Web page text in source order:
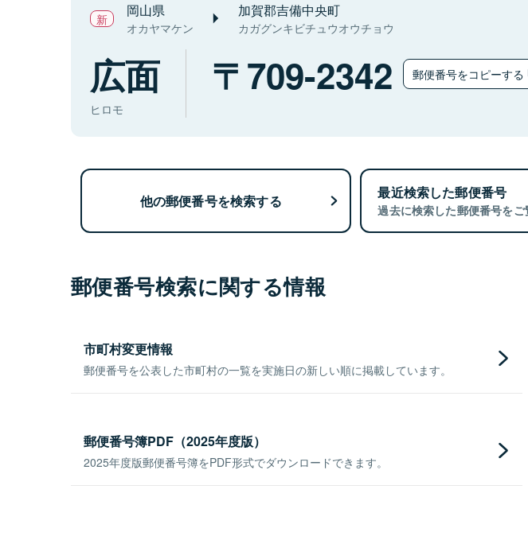
岡山県
オカヤマケン
加賀郡吉備中央町
カガグンキビチュウオウチョウ
広面
ヒロモ
709-2342 郵便番号をコピーする
他の郵便番号を検索する 最近検索した郵便番号
過去に検索した郵便番号をご
郵便番号検索に関する情報
市町村変更情報
郵便番号を公表した市町村の一覧を実施日の新しい順に掲載しています。
郵便番号簿PDF（2025年度版）
2025年度版郵便番号簿をPDF形式でダウンロードできます。